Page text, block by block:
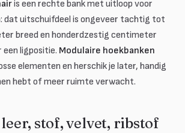
is een rechte bank met uitloop voor
dat uitschuifdeel is ongeveer tachtig tot
breed en honderdzestig centimeter
ligpositie. Modulaire hoekbanken
elementen en herschik je later, handig
hebt of meer ruimte verwacht.
stof, velvet, ribstof